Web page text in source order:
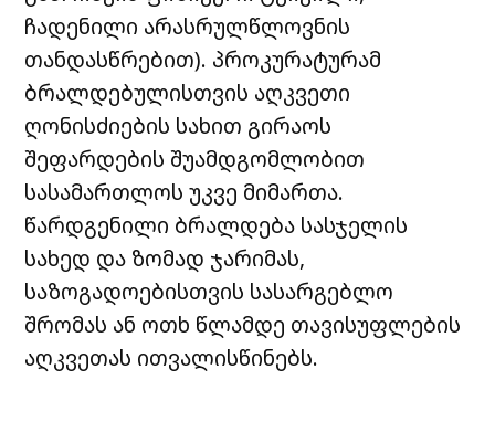
ჩადენილი არასრულწლოვნის
თანდასწრებით). პროკურატურამ
ბრალდებულისთვის აღკვეთი
ღონისძიების სახით გირაოს
შეფარდების შუამდგომლობით
სასამართლოს უკვე მიმართა.
წარდგენილი ბრალდება სასჯელის
სახედ და ზომად ჯარიმას,
საზოგადოებისთვის სასარგებლო
შრომას ან ოთხ წლამდე თავისუფლების
აღკვეთას ითვალისწინებს.